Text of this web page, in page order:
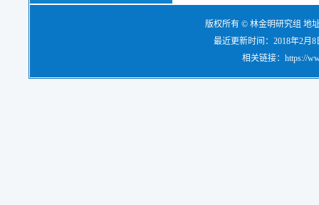
版权所有 © 林金明研究组 地
最近更新时间：2018年2月8
相关链接：https://